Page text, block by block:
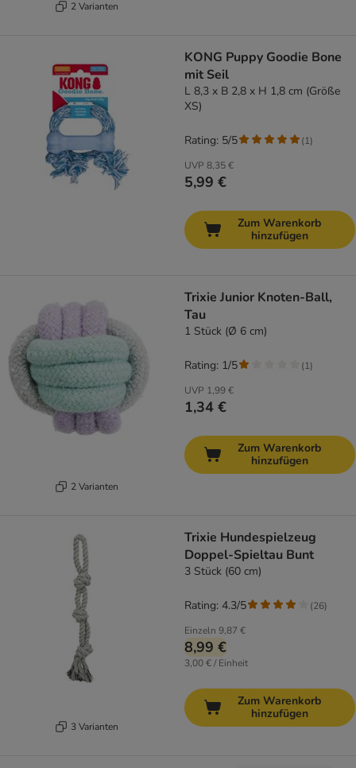
2 Varianten
KONG Puppy Goodie Bone
mit Seil
L 8,3 x B 2,8 x H 1,8 cm (Größe
XS)
UVP 8,35 €
5,99 €
Rating: 5/5 (1)
Zum Warenkorb
hinzufügen
2 Varianten
Trixie Junior Knoten-Ball,
Tau
1 Stück (Ø 6 cm)
UVP 1,99 €
1,34 €
Rating: 1/5 (1)
Zum Warenkorb
hinzufügen
3 Varianten
Trixie Hundespielzeug
Doppel-Spieltau Bunt
3 Stück (60 cm)
Einzeln 9,87 €
8,99 €
3,00 € / Einheit
Rating: 4.3/5 (26)
Zum Warenkorb
hinzufügen